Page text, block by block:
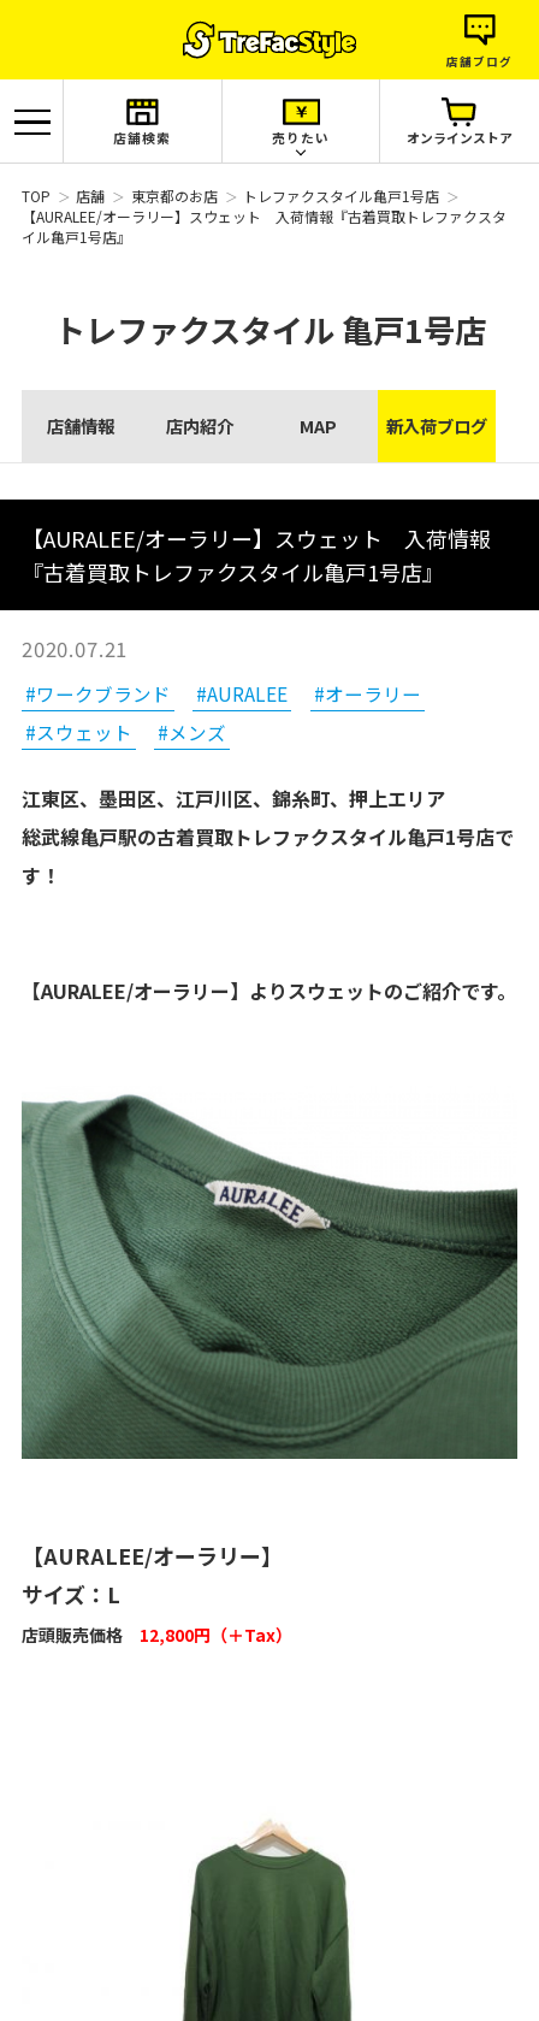
店舗ブログ
店舗検索 売りたい オンラインストア
TOP 店舗 東京都のお店
トレファクスタイル亀戸1号店
【AURALEE/オーラリー】スウェット 入荷情報『古着買取トレファクスタ
イル亀戸1号店』
トレファクスタイル亀戸1号店
店舗情報 店内紹介 MAP 新入荷ブログ
【AURALEE/オーラリー】スウェット 入荷情報
『古着買取トレファクスタイル亀戸1号店』
2020.07.21
#ワークブランド #AURALEE
#オーラリー
#スウェット
#メンズ
江東区、墨田区、江戸川区、錦糸町、押上エリア
総武線亀戸駅の古着買取トレファクスタイル亀戸1号店で
す！
【AURALEE/オーラリー】​よりスウェットのご紹介です。
【AURALEE/オーラリー】​
サイズ：L
店頭販売価格 12,800円（＋Tax）